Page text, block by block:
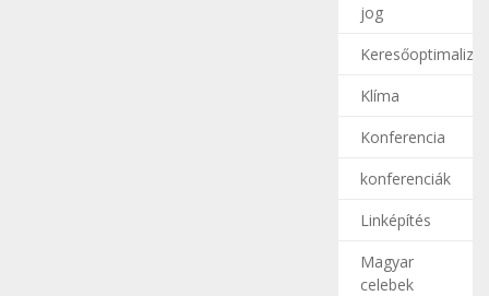
jog
Klíma
Konferencia
konferenciák
Linképítés
Magyar
celebek